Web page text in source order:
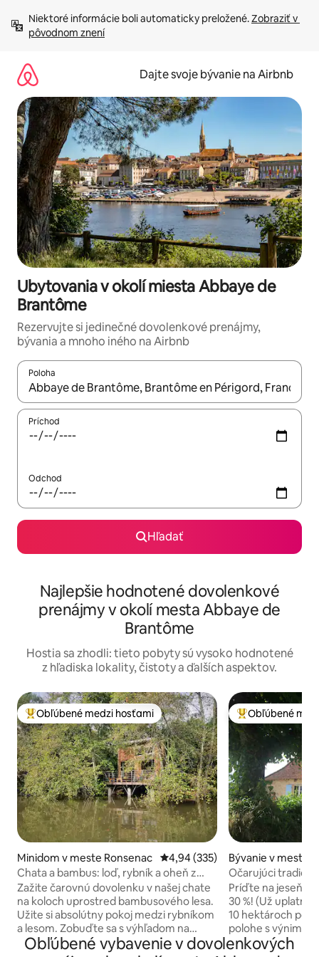
obsah.
Niektoré informácie boli automaticky preložené. Zobraziť v
pôvodnom znení
Dajte svoje bývanie na Airbnb
Ubytovania v okolí miesta Abbaye de
Brantôme
Rezervujte si jedinečné dovolenkové prenájmy,
bývania a mnoho iného na Airbnb
Poloha
Keď budú výsledky k dispozícii, môžete si ich prechádzať
Príchod
Odchod
Hľadať
Najlepšie hodnotené dovolenkové
prenájmy v okolí mesta Abbaye de
Brantôme
Hostia sa zhodli: tieto pobyty sú vysoko hodnotené
z hľadiska lokality, čistoty a ďalších aspektov.
Najobľúbenejšie medzi hosťami
Obľúbené medzi hosťami
Minidom v meste Ronsenac Priemerné ohodnotenie 4,94 z
4,94 (335)
Chata a bambus: loď, rybník a oheň z
dreva
Zažite čarovnú dovolenku v našej chate
na koloch uprostred bambusového lesa.
Užite si absolútny pokoj medzi rybníkom
a lesom. Zobuďte sa s výhľadom na
vodu, utečte na loď alebo si čítajte pri
Najobľúbenejšie
Obľúbené
Bývanie v meste
Očarujúci
luxusný bazén
Príďte na jeseň/
30 %! (Už
10 hektároch
polohe s
ho kedykoľvek
Obľúbené vybavenie v dovolenkových